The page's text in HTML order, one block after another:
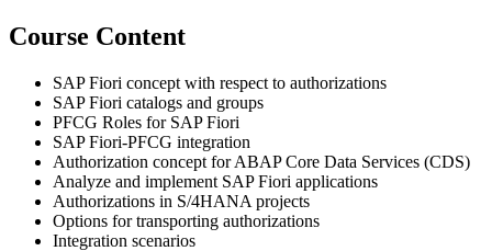
Course Content
SAP Fiori concept with respect to authorizations
SAP Fiori catalogs and groups
PFCG Roles for SAP Fiori
SAP Fiori-PFCG integration
Authorization concept for ABAP Core Data Services (CDS)
Analyze and implement SAP Fiori applications
Authorizations in S/4HANA projects
Options for transporting authorizations
Integration scenarios